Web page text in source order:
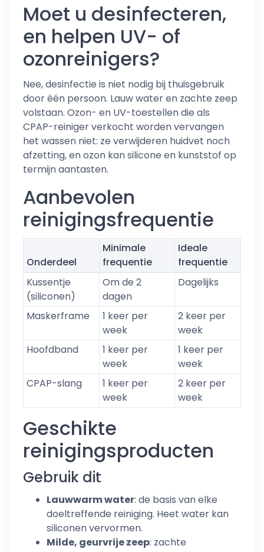
Moet u desinfecteren,
en helpen UV- of
ozonreinigers?
Nee, desinfectie is niet nodig bij thuisgebruik
door één persoon. Lauw water en zachte zeep
volstaan. Ozon- en UV-toestellen die als
CPAP-reiniger verkocht worden vervangen
het wassen niet: ze verwijderen huidvet noch
afzetting, en ozon kan silicone en kunststof op
termijn aantasten.
Aanbevolen
reinigingsfrequentie
Onderdeel
Minimale
frequentie
Ideale
frequentie
Kussentje
(siliconen)
Om de 2
dagen
Dagelijks
Maskerframe
1 keer per
week
2 keer per
week
Hoofdband
1 keer per
week
1 keer per
week
CPAP-slang
1 keer per
week
2 keer per
week
Geschikte
reinigingsproducten
Gebruik dit
Lauwwarm water: de basis van elke
doeltreffende reiniging. Heet water kan
siliconen vervormen.
Milde, geurvrije zeep: zachte